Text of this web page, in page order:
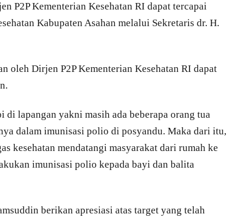
P2P Kementerian Kesehatan RI dapat tercapai
Kabupaten Asahan melalui Sekretaris dr. H.
Dirjen P2P Kementerian Kesehatan RI dapat
lapangan yakni masih ada beberapa orang tua
dalam imunisasi polio di posyandu. Maka dari itu,
kesehatan mendatangi masyarakat dari rumah ke
imunisasi polio kepada bayi dan balita
berikan apresiasi atas target yang telah